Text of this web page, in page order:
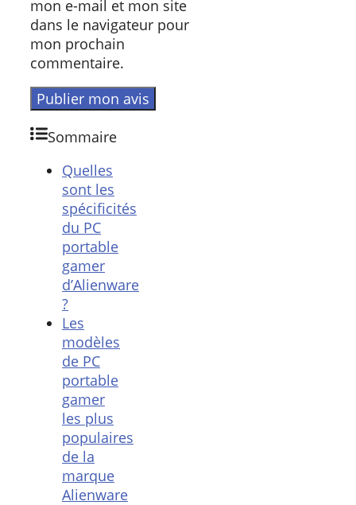
mon e-mail et mon site
dans le navigateur pour
mon prochain
commentaire.
Sommaire
Quelles
sont les
spécificités
du PC
portable
gamer
d’Alienware
?
Les
modèles
de PC
portable
gamer
les plus
populaires
de la
marque
Alienware